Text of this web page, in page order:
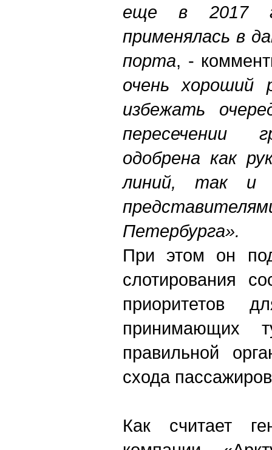
еще в 2017
применялась в
порта, -
очень хороший
избежать
одобрена как
линий, так и
Петербурга».
При этом он
слотирования
приоритетов
принимающих
правильной
схода
Как считает